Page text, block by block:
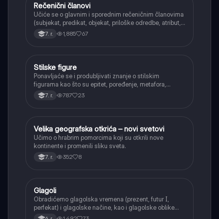
Srpski jezik
Rečenični članovi
Učiće se o glavnim i sporednim rečeničnim članovima
(subjekat, predikat, objekat, priloške odredbe, atribut,
apozicija) i njihovoj funkciji.
7. r. 1,885 67
Srpski jezik
Stilske figure
Ponavljaće se i produbljivati znanje o stilskim
figurama kao što su epitet, poređenje, metafora,
personifikacija, hiperbola, onomatopeja, aliteracija i
asonanca, razumevajući njihovu ulogu u tekstu.
7. r. 787 23
Istorija
Velika geografska otkrića – novi svetovi
Učimo o hrabrim pomorcima koji su otkrili nove
kontinente i promenili sliku sveta.
7. r. 352 8
Srpski jezik
Glagoli
Obradićemo glagolska vremena (prezent, futur I,
perfekat) i glagolske načine, kao i glagolske oblike
(infinitiv, glagolski pridevi i prilozi) i glagolski vid